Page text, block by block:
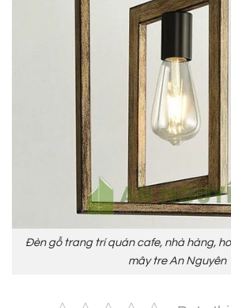
Đèn gỗ trang trí quán cafe, nhà hàng,
mây tre An Nguyên